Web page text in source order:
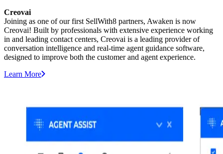
Creovai
Joining as one of our first SellWith8 partners, Awaken is now
Creovai! Built by professionals with extensive experience working
in and leading contact centers, Creovai is a leading provider of
conversation intelligence and real-time agent guidance software,
designed to improve both the customer and agent experience.
Learn More